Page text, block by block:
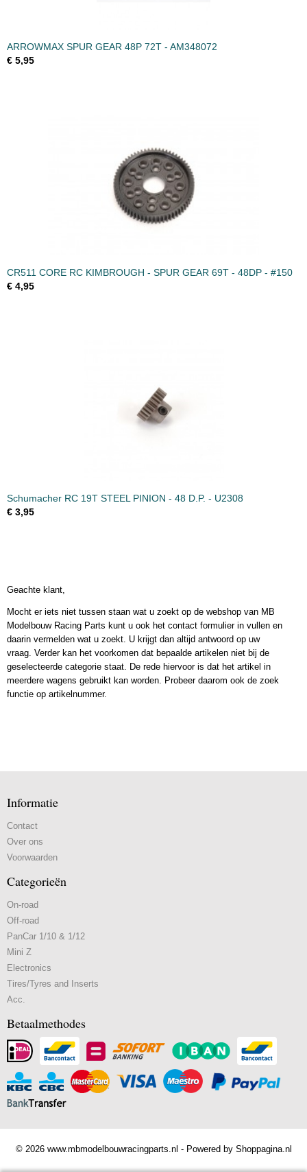
ARROWMAX SPUR GEAR 48P 72T - AM348072
€ 5,95
CR511 CORE RC KIMBROUGH - SPUR GEAR 69T - 48DP - #150
€ 4,95
Schumacher RC 19T STEEL PINION - 48 D.P. - U2308
€ 3,95
Geachte klant,
Mocht er iets niet tussen staan wat u zoekt op de webshop van MB
Modelbouw Racing Parts kunt u ook het contact formulier in vullen en
daarin vermelden wat u zoekt. U krijgt dan altijd antwoord op uw
vraag. Verder kan het voorkomen dat bepaalde artikelen niet bij de
geselecteerde categorie staat. De rede hiervoor is dat het artikel in
meerdere wagens gebruikt kan worden. Probeer daarom ook de zoek
functie op artikelnummer.
Informatie
Contact
Over ons
Voorwaarden
Categorieën
On-road
Off-road
PanCar 1/10 & 1/12
Mini Z
Electronics
Tires/Tyres and Inserts
Acc.
Betaalmethodes
© 2026 www.mbmodelbouwracingparts.nl - Powered by Shoppagina.nl